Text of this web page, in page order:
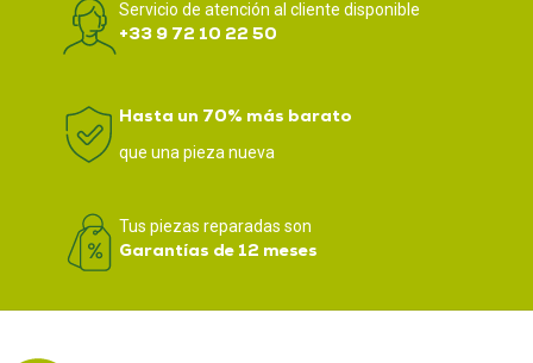
Servicio de atención al cliente disponible
+33 9 72 10 22 50
Hasta un 70% más barato
que una pieza nueva
Tus piezas reparadas son
Garantías de 12 meses